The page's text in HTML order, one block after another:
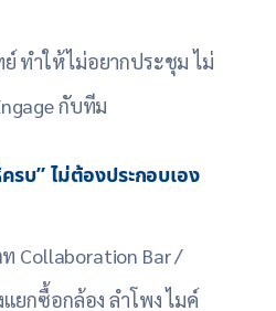
ทำให้ไม่อยากประชุม ไม่
กับทีม
รบ” ไม่ต้องประกอบเอง
Collaboration Bar /
ยกซื้อกล้อง ลำโพง ไมค์